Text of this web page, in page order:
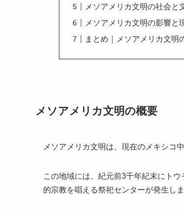
メソアメリカ文明の社会と
メソアメリカ文明の影響と
まとめ｜メソアメリカ文明
メソアメリカ文明の概要
メソアメリカ文明は、現在のメキシコ
この地域には、紀元前3千年紀末にト
的宗教を唱える祭祀センターが発生しま